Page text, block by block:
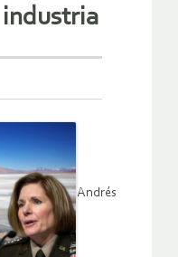
industria
Andrés